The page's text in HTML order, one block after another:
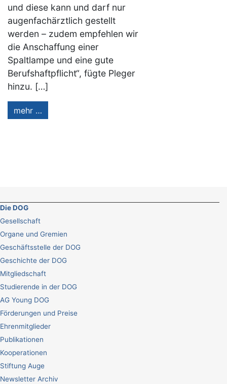
und diese kann und darf nur
augenfachärztlich gestellt
werden – zudem empfehlen wir
die Anschaffung einer
Spaltlampe und eine gute
Berufshaftpflicht“, fügte Pleger
hinzu. […]
mehr …
Die DOG
Gesellschaft
Organe und Gremien
Geschäftsstelle der DOG
Geschichte der DOG
Mitgliedschaft
Studierende in der DOG
AG Young DOG
Förderungen und Preise
Ehrenmitglieder
Publikationen
Kooperationen
Stiftung Auge
Newsletter Archiv